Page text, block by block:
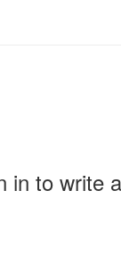
in to write